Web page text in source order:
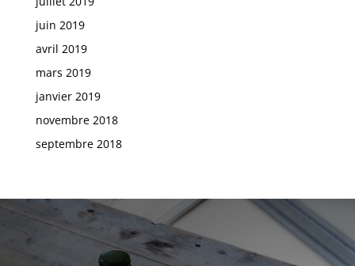
juin 2019
avril 2019
mars 2019
janvier 2019
novembre 2018
septembre 2018